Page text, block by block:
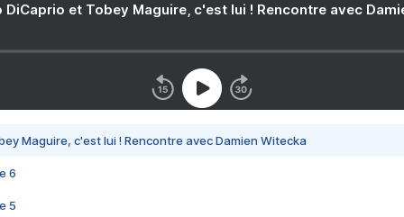
DiCaprio et Tobey Maguire, c'est lui ! Rencontre avec
Maguire, c'est lui ! Rencontre avec Damien Witecka
6
5